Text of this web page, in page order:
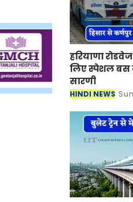
हरियाणा
लिए स्पेशल
सारणी
HINDI NEWS